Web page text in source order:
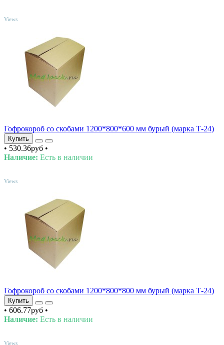
Views
Гофрокороб со скобами 1200*800*600 мм бурый (марка Т-24)
Купить
• 530.36руб •
Наличие: Есть в наличии
Views
Гофрокороб со скобами 1200*800*800 мм бурый (марка Т-24)
Купить
• 606.77руб •
Наличие: Есть в наличии
Views